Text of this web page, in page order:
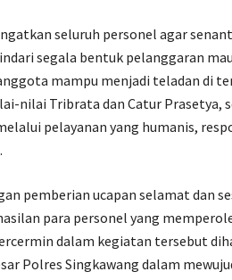
seluruh personel agar
segala bentuk pelanggaran
mampu menjadi teladan di
nilai Tribrata dan Catur Prasetya,
pelayanan yang humanis,
pemberian ucapan selamat dan
para personel yang
dalam kegiatan tersebut
Polres Singkawang dalam